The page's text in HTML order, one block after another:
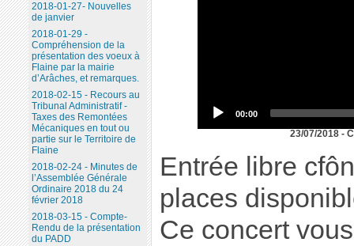
00:00
23/07/2018 -
Entrée libre
places
Ce concert
2018-01-27- Nouvelles
de janvier
2018-01-29 -
Compréhension de la
présentation des voeux à
Flaine par la mairie
d’Arâches, et remarques.
2018-02-15 - Recours au
Tribunal Administratif -
Taxes des Remontées
Mécaniques en tout ou
partie sur le Territoire de
Flaine
2018-02-24 - Minutes de
l’Assemblée Générale
Ordinaire 2018 du 24
février 2018
2018-03-15 - Compte-
Rendu de la présentation
du PADD